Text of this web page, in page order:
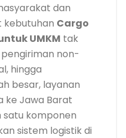
dan
kebutuhan Cargo
UMKM tak
non-
hingga
besar, layanan
ke Jawa Barat
satu komponen
sistem logistik di